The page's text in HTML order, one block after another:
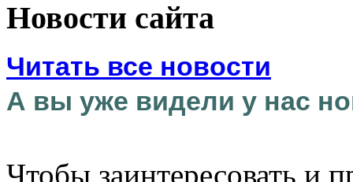
Новости сайта
Читать все новости
А вы уже видели у нас
Чтобы заинтересовать и